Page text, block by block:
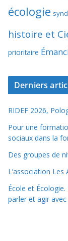
écologie
histoire et
prioritaire
Derniers
RIDEF 2026,
Pour une
sociaux dans la
Des groupes de
L’association
École et
parler et agir avec